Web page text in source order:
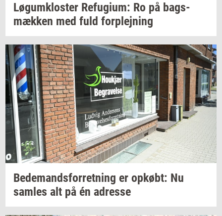
Løgum­klo­ster Re­fu­gi­um: Ro på bags­
mæk­ken med fuld for­plej­ning
Be­de­mands­for­ret­ning er op­købt: Nu
sam­les alt på én adres­se